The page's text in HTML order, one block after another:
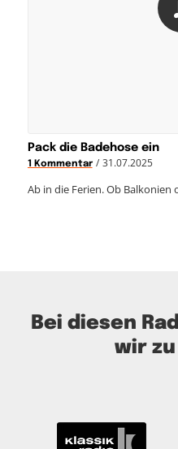
Pack die Badehose ein
1 Kommentar / 31.07.2025
Ab in die Ferien. Ob
Bei diesen
wir